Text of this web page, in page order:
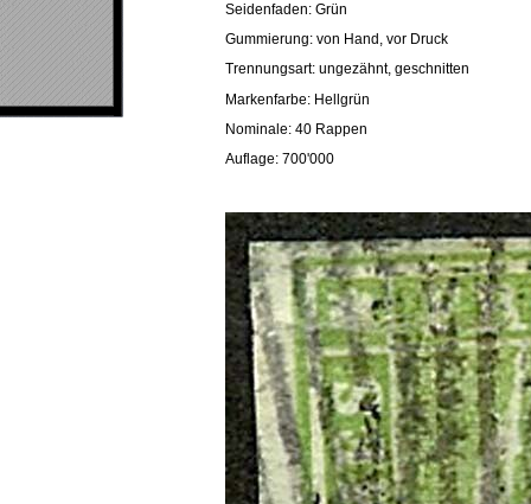
Seidenfaden: Grün
Gummierung: von Hand, vor Druck
Trennungsart: ungezähnt, geschnitten
Markenfarbe: Hellgrün
Nominale: 40 Rappen
Auflage: 700'000